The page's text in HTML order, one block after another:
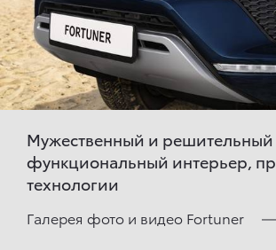
Мужественный и решительный
функциональный интерьер,
технологии
Галерея фото и видео Fortuner